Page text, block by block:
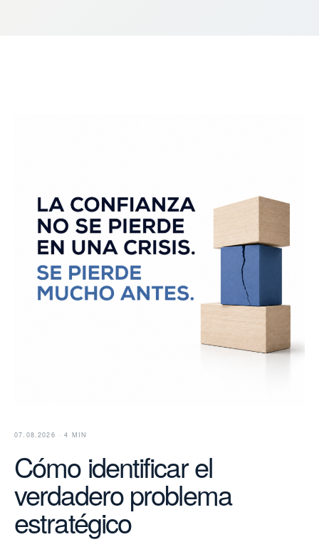
07.08.2026 · 4 MIN
Cómo identificar el
verdadero problema
estratégico